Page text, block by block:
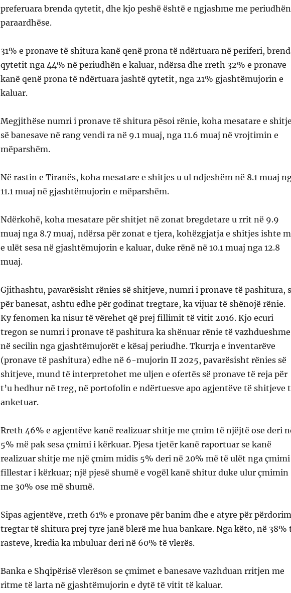
preferuara brenda qytetit, dhe kjo peshë është e ngjashme me periudhën
paraardhëse.
31% e pronave të shitura kanë qenë prona të ndërtuara në periferi,
qytetit nga 44% në periudhën e kaluar, ndërsa dhe rreth 32% e pronave
kanë qenë prona të ndërtuara jashtë qytetit, nga 21% gjashtëmujorin e
kaluar.
Megjithëse numri i pronave të shitura pësoi rënie, koha mesatare e
së banesave në rang vendi ra në 9.1 muaj, nga 11.6 muaj në vrojtimin e
mëparshëm.
Në rastin e Tiranës, koha mesatare e shitjes u ul ndjeshëm në 8.1 muaj
11.1 muaj në gjashtëmujorin e mëparshëm.
Ndërkohë, koha mesatare për shitjet në zonat bregdetare u rrit në 9.9
muaj nga 8.7 muaj, ndërsa për zonat e tjera, kohëzgjatja e shitjes ishte
e ulët sesa në gjashtëmujorin e kaluar, duke rënë në 10.1 muaj nga 12.8
muaj.
Gjithashtu, pavarësisht rënies së shitjeve, numri i pronave të pashitura,
për banesat, ashtu edhe për godinat tregtare, ka vijuar të shënojë rënie.
Ky fenomen ka nisur të vërehet që prej fillimit të vitit 2016. Kjo ecuri
tregon se numri i pronave të pashitura ka shënuar rënie të vazhdueshme
në secilin nga gjashtëmujorët e kësaj periudhe. Tkurrja e inventarëve
(pronave të pashitura) edhe në 6-mujorin II 2025, pavarësisht rënies së
shitjeve, mund të interpretohet me uljen e ofertës së pronave të reja për
t’u hedhur në treg, në portofolin e ndërtuesve apo agjentëve të shitjeve
anketuar.
Rreth 46% e agjentëve kanë realizuar shitje me çmim të njëjtë ose deri
5% më pak sesa çmimi i kërkuar. Pjesa tjetër kanë raportuar se kanë
realizuar shitje me një çmim midis 5% deri në 20% më të ulët nga çmimi
fillestar i kërkuar; një pjesë shumë e vogël kanë shitur duke ulur çmimin
me 30% ose më shumë.
Sipas agjentëve, rreth 61% e pronave për banim dhe e atyre për përdorim
tregtar të shitura prej tyre janë blerë me hua bankare. Nga këto, në 38%
rasteve, kredia ka mbuluar deri në 60% të vlerës.
Banka e Shqipërisë vlerëson se çmimet e banesave vazhduan rritjen me
ritme të larta në gjashtëmujorin e dytë të vitit të kaluar.